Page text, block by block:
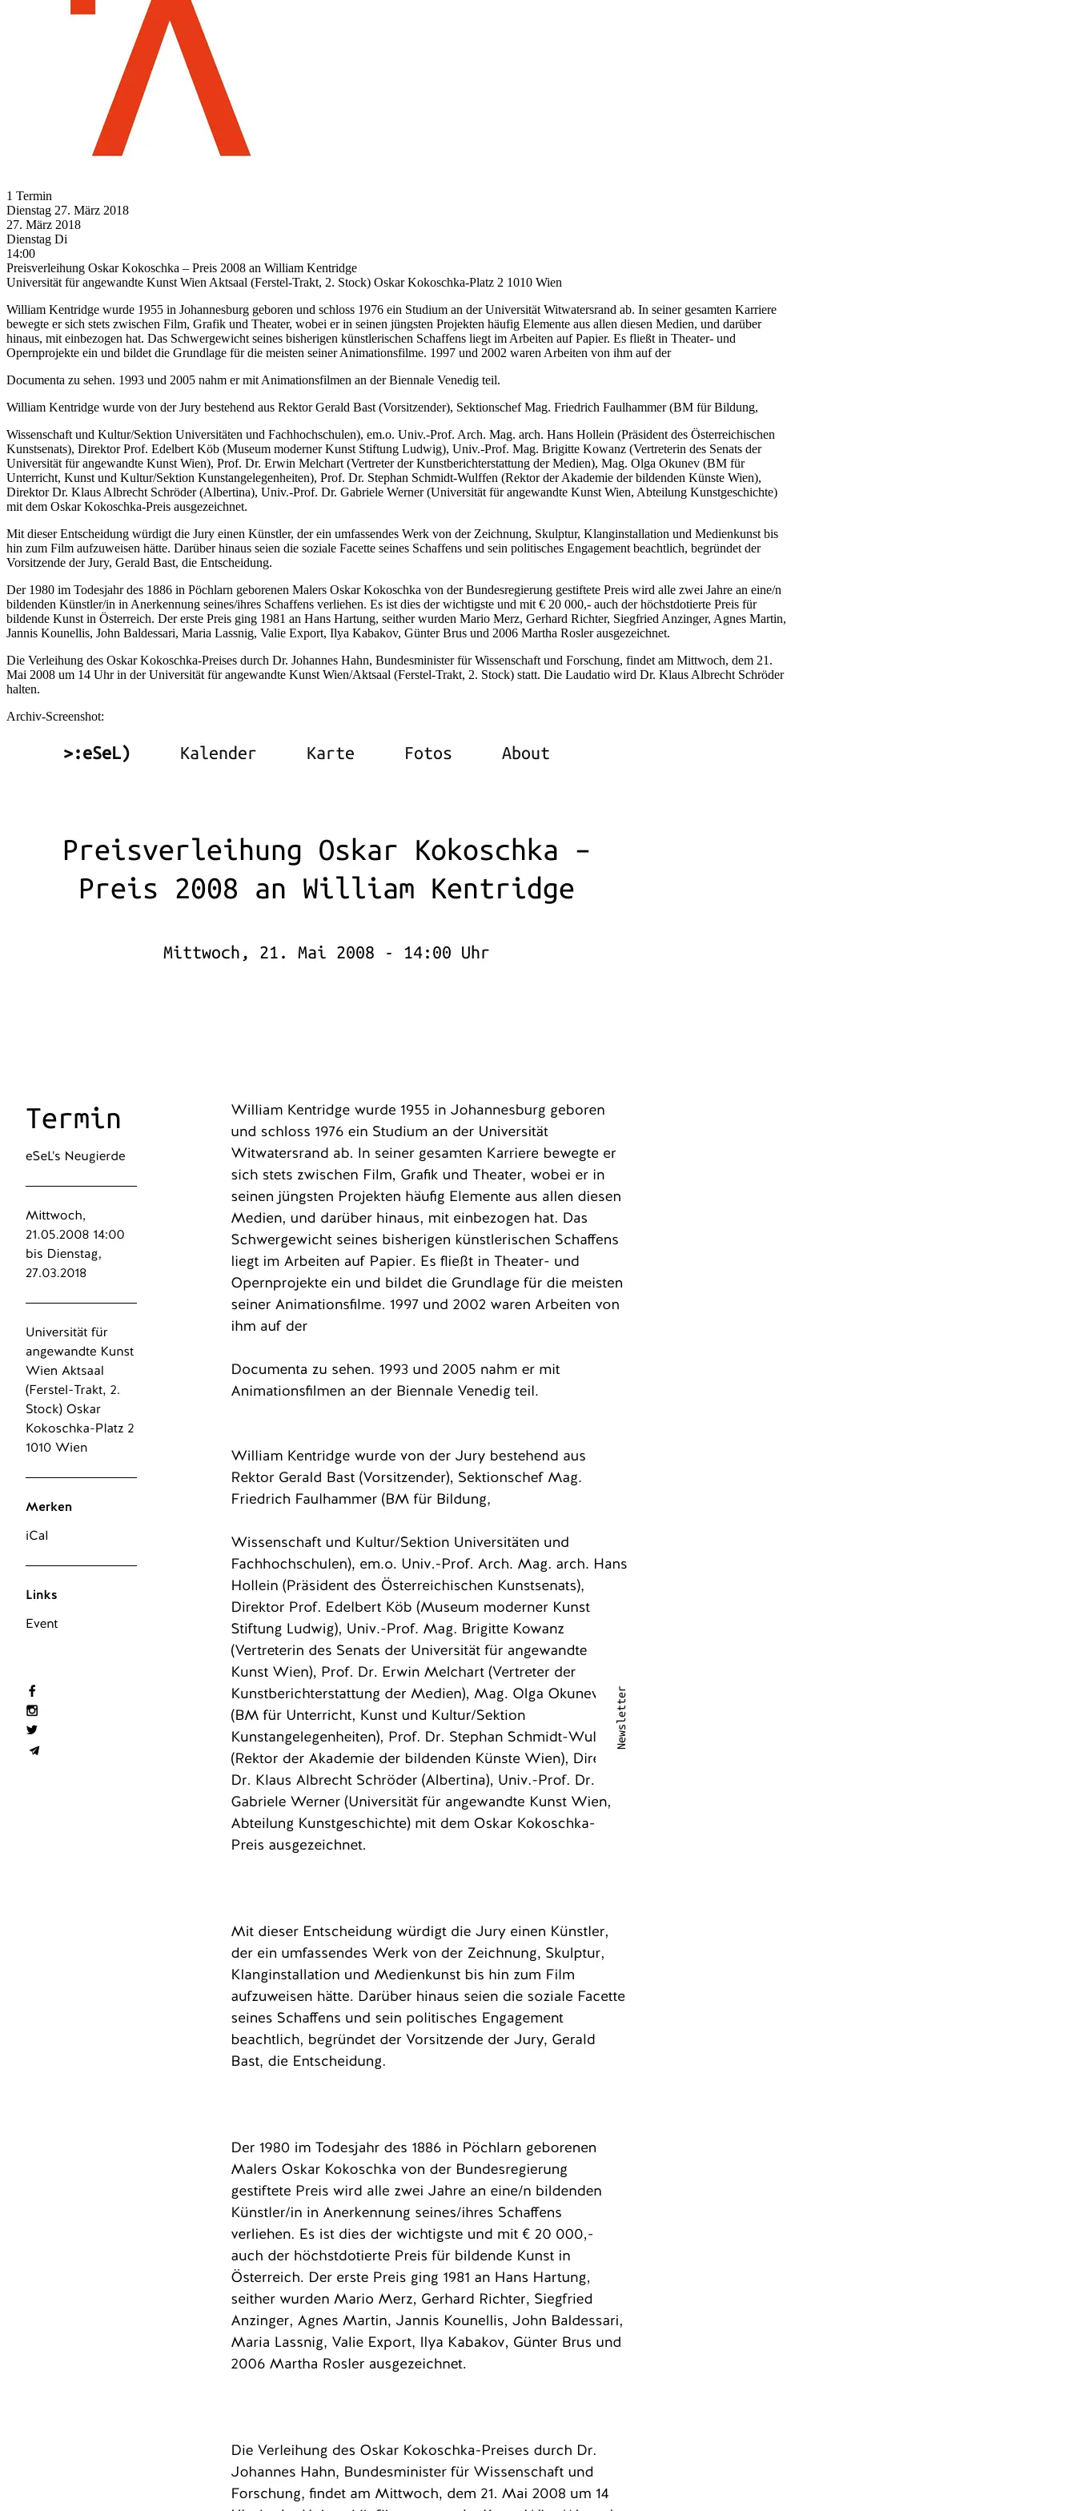
1 Termin
Dienstag 27. März 2018
27. März 2018
Dienstag Di
14:00
Preisverleihung Oskar Kokoschka – Preis 2008 an William Kentridge
Universität für angewandte Kunst Wien Aktsaal (Ferstel-Trakt, 2. Stock) Oskar Kokoschka-Platz 2 1010 Wien
William Kentridge wurde 1955 in Johannesburg geboren und schloss 1976 ein Studium an der Universität Witwatersrand ab. In seiner gesamten Karriere
bewegte er sich stets zwischen Film, Grafik und Theater, wobei er in seinen jüngsten Projekten häufig Elemente aus allen diesen Medien, und darüber
hinaus, mit einbezogen hat. Das Schwergewicht seines bisherigen künstlerischen Schaffens liegt im Arbeiten auf Papier. Es fließt in Theater- und
Opernprojekte ein und bildet die Grundlage für die meisten seiner Animationsfilme. 1997 und 2002 waren Arbeiten von ihm auf der
Documenta zu sehen. 1993 und 2005 nahm er mit Animationsfilmen an der Biennale Venedig teil.
William Kentridge wurde von der Jury bestehend aus Rektor Gerald Bast (Vorsitzender), Sektionschef Mag. Friedrich Faulhammer (BM für Bildung,
Wissenschaft und Kultur/Sektion Universitäten und Fachhochschulen), em.o. Univ.-Prof. Arch. Mag. arch. Hans Hollein (Präsident des Österreichischen
Kunstsenats), Direktor Prof. Edelbert Köb (Museum moderner Kunst Stiftung Ludwig), Univ.-Prof. Mag. Brigitte Kowanz (Vertreterin des Senats der
Universität für angewandte Kunst Wien), Prof. Dr. Erwin Melchart (Vertreter der Kunstberichterstattung der Medien), Mag. Olga Okunev (BM für
Unterricht, Kunst und Kultur/Sektion Kunstangelegenheiten), Prof. Dr. Stephan Schmidt-Wulffen (Rektor der Akademie der bildenden Künste Wien),
Direktor Dr. Klaus Albrecht Schröder (Albertina), Univ.-Prof. Dr. Gabriele Werner (Universität für angewandte Kunst Wien, Abteilung Kunstgeschichte)
mit dem Oskar Kokoschka-Preis ausgezeichnet.
Mit dieser Entscheidung würdigt die Jury einen Künstler, der ein umfassendes Werk von der Zeichnung, Skulptur, Klanginstallation und Medienkunst bis
hin zum Film aufzuweisen hätte. Darüber hinaus seien die soziale Facette seines Schaffens und sein politisches Engagement beachtlich, begründet der
Vorsitzende der Jury, Gerald Bast, die Entscheidung.
Der 1980 im Todesjahr des 1886 in Pöchlarn geborenen Malers Oskar Kokoschka von der Bundesregierung gestiftete Preis wird alle zwei Jahre an eine/n
bildenden Künstler/in in Anerkennung seines/ihres Schaffens verliehen. Es ist dies der wichtigste und mit € 20 000,- auch der höchstdotierte Preis für
bildende Kunst in Österreich. Der erste Preis ging 1981 an Hans Hartung, seither wurden Mario Merz, Gerhard Richter, Siegfried Anzinger, Agnes Martin,
Jannis Kounellis, John Baldessari, Maria Lassnig, Valie Export, Ilya Kabakov, Günter Brus und 2006 Martha Rosler ausgezeichnet.
Die Verleihung des Oskar Kokoschka-Preises durch Dr. Johannes Hahn, Bundesminister für Wissenschaft und Forschung, findet am Mittwoch, dem 21.
Mai 2008 um 14 Uhr in der Universität für angewandte Kunst Wien/Aktsaal (Ferstel-Trakt, 2. Stock) statt. Die Laudatio wird Dr. Klaus Albrecht Schröder
halten.
Archiv-Screenshot: